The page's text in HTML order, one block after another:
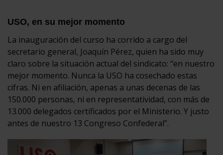
USO, en su mejor momento
La inauguración del curso ha corrido a cargo del
secretario general, Joaquín Pérez, quien ha sido muy
claro sobre la situación actual del sindicato: “en nuestro
mejor momento. Nunca la USO ha cosechado estas
cifras. Ni en afiliación, apenas a unas decenas de las
150.000 personas, ni en representatividad, con más de
13.000 delegados certificados por el Ministerio. Y justo
antes de nuestro 13 Congreso Confederal”.